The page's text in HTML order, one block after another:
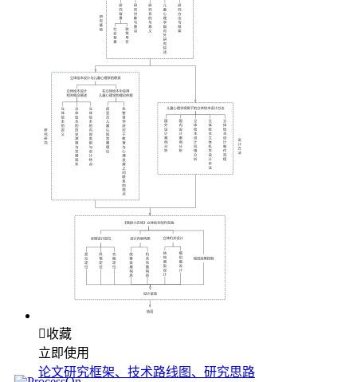
收藏
立即使用
论文研究框架、技术路线图、研究思路